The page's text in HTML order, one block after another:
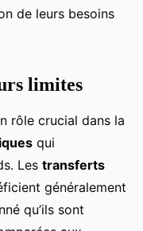
de leurs besoins
limites
rôle crucial dans la
qui
Les transferts
généralement
qu’ils sont